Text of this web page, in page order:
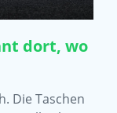
dort, wo
Die Taschen